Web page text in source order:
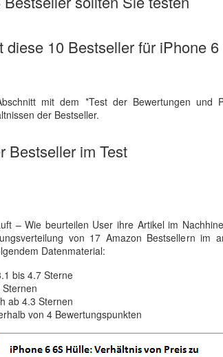
diese 10 Bestseller für iPhone
mit dem *Test der Bewertungen und
der Bestseller.
Bestseller im Test
– Wie beurteilen User ihre Artikel im
von 17 Amazon Bestsellern im
Datenmaterial:
bis 4.7 Sterne
ab 4.3 Sternen
von 4 Bewertungspunkten